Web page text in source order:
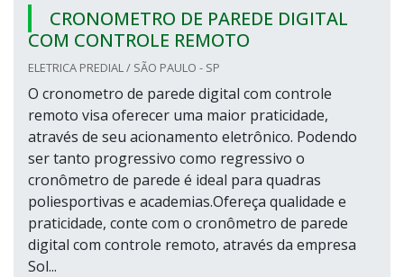
CRONOMETRO DE PAREDE DIGITAL
COM CONTROLE REMOTO
ELETRICA PREDIAL / SÃO PAULO - SP
O cronometro de parede digital com controle
remoto visa oferecer uma maior praticidade,
através de seu acionamento eletrônico. Podendo
ser tanto progressivo como regressivo o
cronômetro de parede é ideal para quadras
poliesportivas e academias.Ofereça qualidade e
praticidade, conte com o cronômetro de parede
digital com controle remoto, através da empresa
Sol...